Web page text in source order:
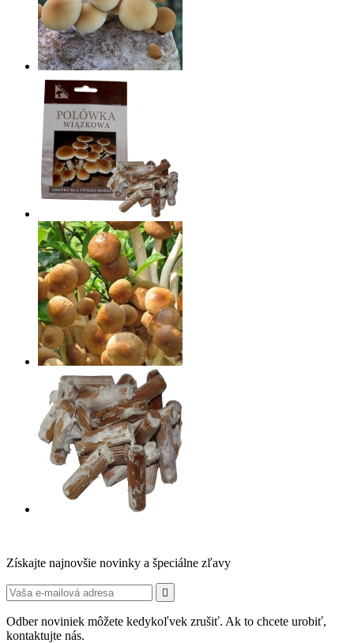
Získajte najnovšie novinky a špeciálne zľavy

Odber noviniek môžete kedykoľvek zrušiť. Ak to chcete urobiť,
kontaktujte nás.